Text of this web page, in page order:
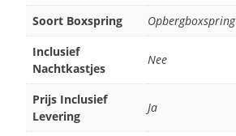
Soort Boxspring
Opbergboxspring
Inclusief
Nachtkastjes
Nee
Prijs Inclusief
Levering
Ja